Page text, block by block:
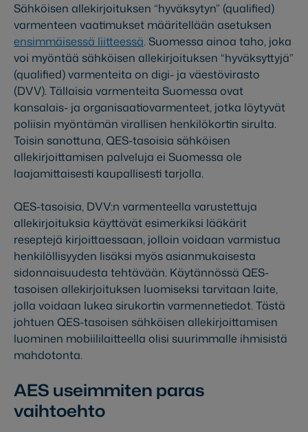
Sähköisen allekirjoituksen “hyväksytyn” (qualified)
varmenteen vaatimukset määritellään asetuksen
ensimmäisessä liitteessä. Suomessa ainoa taho, joka
voi myöntää sähköisen allekirjoituksen “hyväksyttyjä”
(qualified) varmenteita on digi- ja väestövirasto
(DVV). Tällaisia varmenteita Suomessa ovat
kansalais- ja organisaatiovarmenteet, jotka löytyvät
poliisin myöntämän virallisen henkilökortin sirulta.
Toisin sanottuna, QES-tasoisia sähköisen
allekirjoittamisen palveluja ei Suomessa ole
laajamittaisesti kaupallisesti tarjolla.
QES-tasoisia, DVV:n varmenteella varustettuja
allekirjoituksia käyttävät esimerkiksi lääkärit
reseptejä kirjoittaessaan, jolloin voidaan varmistua
henkilöllisyyden lisäksi myös asianmukaisesta
sidonnaisuudesta tehtävään. Käytännössä QES-
tasoisen allekirjoituksen luomiseksi tarvitaan laite,
jolla voidaan lukea sirukortin varmennetiedot. Tästä
johtuen QES-tasoisen sähköisen allekirjoittamisen
luominen mobiililaitteella olisi suurimmalle ihmisistä
mahdotonta.
AES useimmiten paras
vaihtoehto